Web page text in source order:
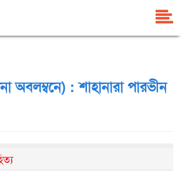
অবলম্বনে) : শাহানারা পারভীন